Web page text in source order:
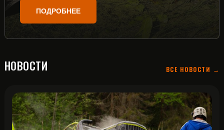
ПОДРОБНЕЕ
НОВОСТИ ВСЕ НОВОСТИ →